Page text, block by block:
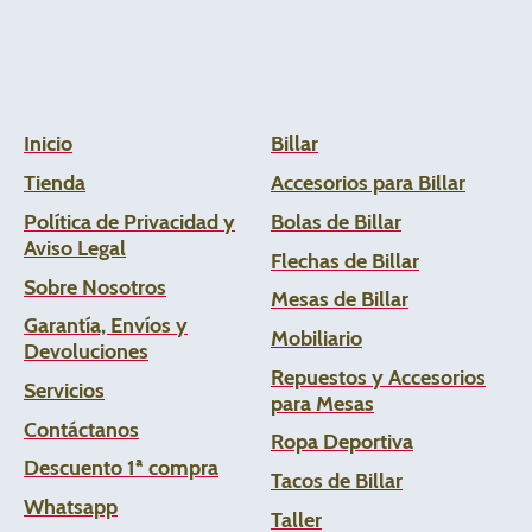
Inicio
Tienda
Política de Privacidad y
Aviso Legal
Sobre Nosotros
Garantía, Envíos y
Devoluciones
Servicios
Contáctanos
Descuento 1ª compra
Whatsapp
Billar
Accesorios para Billar
Bolas de Billar
Flechas de Billar
Mesas de Billar
Mobiliario
Repuestos y Accesorios
para Mesas
Ropa Deportiva
Tacos de Billar
Taller